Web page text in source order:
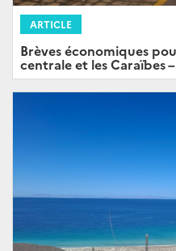
ARTICLE
Brèves économiques
centrale et les Caraïbes